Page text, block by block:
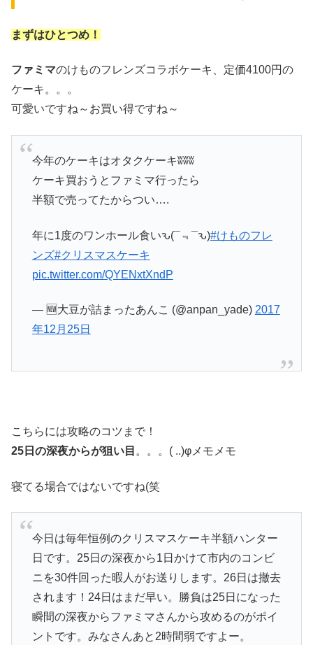
まずはひとつめ！
ファミマのけものフレンズコラボケーキ、定価4100円の
ケーキ。。。
可愛いですね～お買い得ですね～
今年のケーキはオタクケーキʬʬʬ
ケーキ買おうとファミマ行ったら
半額で売ってたからつい….
年に1度のワンホール食いԅ(¯﹃¯ԅ)#けものフレ
ンズ#クリスマスケーキ
pic.twitter.com/QYENxtXndP
— 🆕大豆が詰まったあんこ (@anpan_yade) 2017
年12月25日
こちらには攻略のコツまで！
25日の深夜からが狙い目 。。。( ..)φメモメモ
寝てる場合ではないですね(笑
今日は毎年恒例のクリスマスケーキ半額ハンター
日です。25日の深夜から1日かけて市内のコンビ
ニを30件回った暇人がお送りします。26日は撤去
されます！24日はまだ早い。勝負は25日になった
瞬間の深夜からファミマさんから攻めるのがポイ
ントです。みなさんあと2時間弱ですよー。